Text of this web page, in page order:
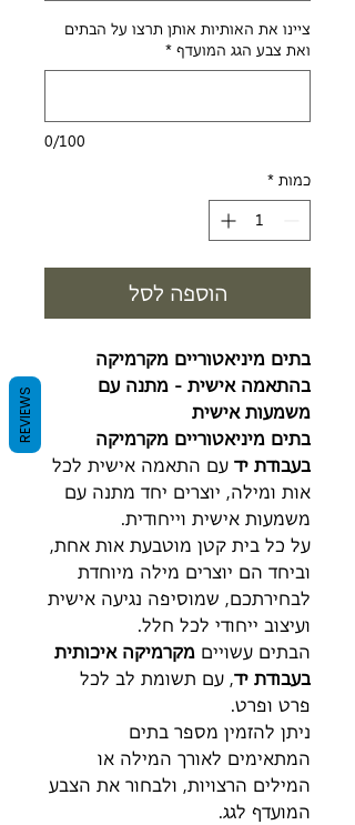
ציינו את האותיות אותן תרצו על הבתים
ואת צבע הגג המועדף *
0/100
כמות *
הוספה לסל
בתים מיניאטוריים מקרמיקה
בהתאמה אישית - מתנה עם
משמעות אישית
בתים מיניאטוריים מקרמיקה
בעבודת יד עם התאמה אישית לכל
אות ומילה, יוצרים יחד מתנה עם
משמעות אישית וייחודית.
על כל בית קטן מוטבעת אות אחת,
וביחד הם יוצרים מילה מיוחדת
לבחירתכם, שמוסיפה נגיעה אישית
ועיצוב ייחודי לכל חלל.
הבתים עשויים מקרמיקה איכותית
בעבודת יד, עם תשומת לב לכל
פרט ופרט.
ניתן להזמין מספר בתים
המתאימים לאורך המילה או
המילים הרצויות, ולבחור את הצבע
המועדף לגג.
REVIEWS